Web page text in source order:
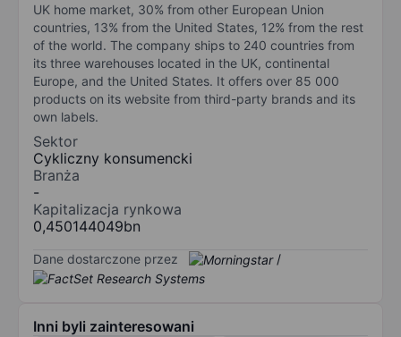
UK home market, 30% from other European Union
countries, 13% from the United States, 12% from the rest
of the world. The company ships to 240 countries from
its three warehouses located in the UK, continental
Europe, and the United States. It offers over 85 000
products on its website from third-party brands and its
own labels.
Sektor
Cykliczny konsumencki
Branża
-
Kapitalizacja rynkowa
0,450144049bn
Dane dostarczone przez /
Inni byli zainteresowani